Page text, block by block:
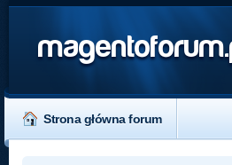
Strona główna forum